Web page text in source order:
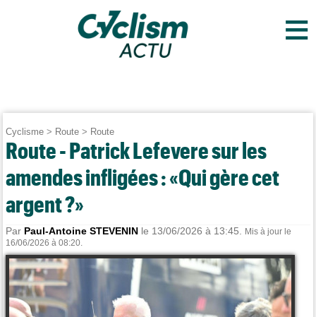
≡
Cyclisme > Route > Route
Route - Patrick Lefevere sur les
amendes infligées : «Qui gère cet
argent ?»
Par Paul-Antoine STEVENIN le 13/06/2026 à 13:45.
Mis à jour le
16/06/2026 à 08:20.